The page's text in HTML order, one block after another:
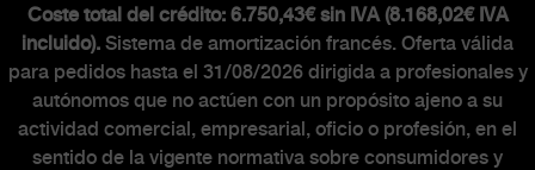
Coste total del crédito: 6.750,43€ sin IVA (8.168,02€ IVA
incluido). Sistema de amortización francés. Oferta válida
para pedidos hasta el 31/08/2026 dirigida a profesionales y
autónomos que no actúen con un propósito ajeno a su
actividad comercial, empresarial, oficio o profesión, en el
sentido de la vigente normativa sobre consumidores y